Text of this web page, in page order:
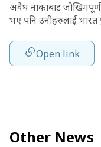
अवैध नाकाबाट
भए पनि उनीहरुलाई
Open link
Other News